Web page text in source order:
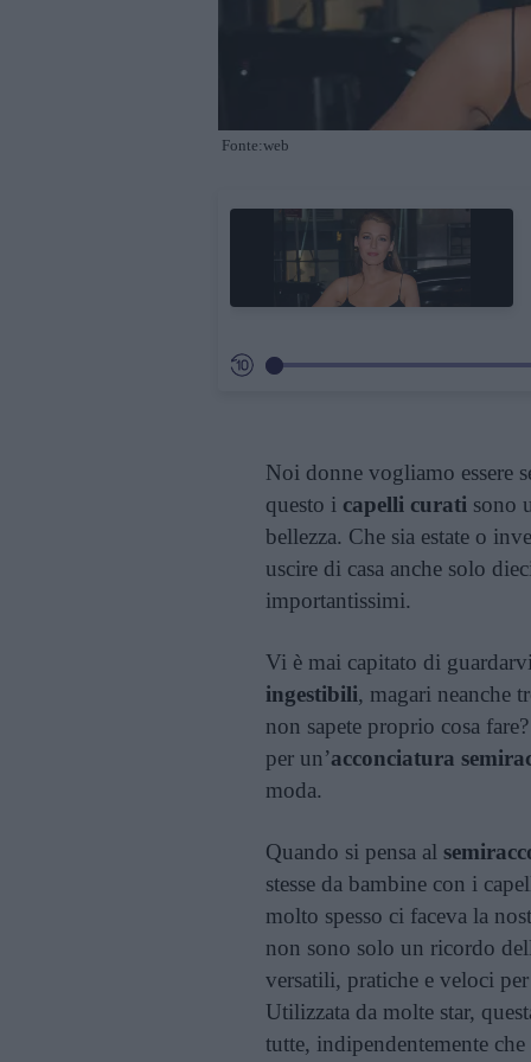
Fonte:web
Noi donne vogliamo essere
questo i capelli curati sono
bellezza. Che sia estate o
uscire di casa anche solo
importantissimi.
Vi è mai capitato di
ingestibili, magari neanche
non sapete proprio cosa
per un’acconciatura
moda.
Quando si pensa al
stesse da bambine con i
molto spesso ci faceva la
non sono solo un ricordo
versatili, pratiche e veloci
Utilizzata da molte star,
tutte, indipendentemente